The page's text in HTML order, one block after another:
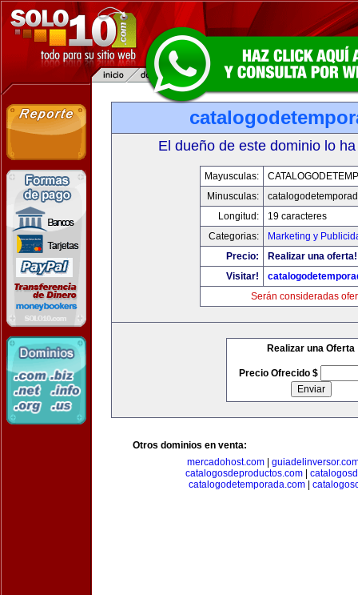
El dueño de este dominio lo
Mayusculas:
Minusculas:
Longitud:
19 caracteres
Categorias:
Marketing y
Precio:
Realizar una oferta!
Visitar!
Serán consideradas
Realizar una Oferta
Precio Ofrecido $
Otros dominios en venta:
mercadohost.com|
catalogosdeproductos.com
catalogodetemporada.com